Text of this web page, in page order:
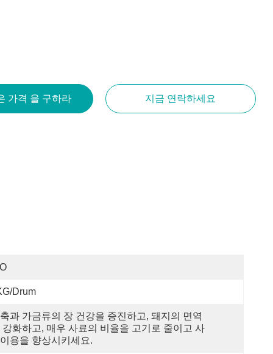
가격 을 구하라 지금 연락하세요
drum
과 가금류의 장 건강을 증진하고, 돼지의 면역
강화하고, 매우 사료의 비율을 고기로 줄이고 사
용을 향상시키세요.